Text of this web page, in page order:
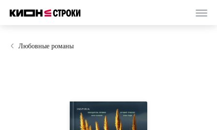
Любовные романы